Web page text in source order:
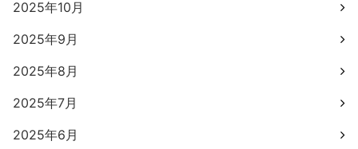
2025年10月
2025年9月
2025年8月
2025年7月
2025年6月